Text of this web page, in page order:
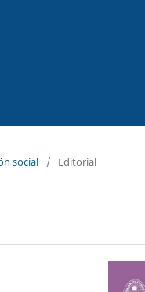
social / Editorial